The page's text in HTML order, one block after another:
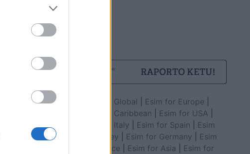
Esim for Global Esim for Europe
Esim for Caribbean
Esim for USA
Esim for Italy
Esim for Spain
Esim
for Turkey
Esim for Germany
Esim
for Greece
Esim for Asia
Esim for